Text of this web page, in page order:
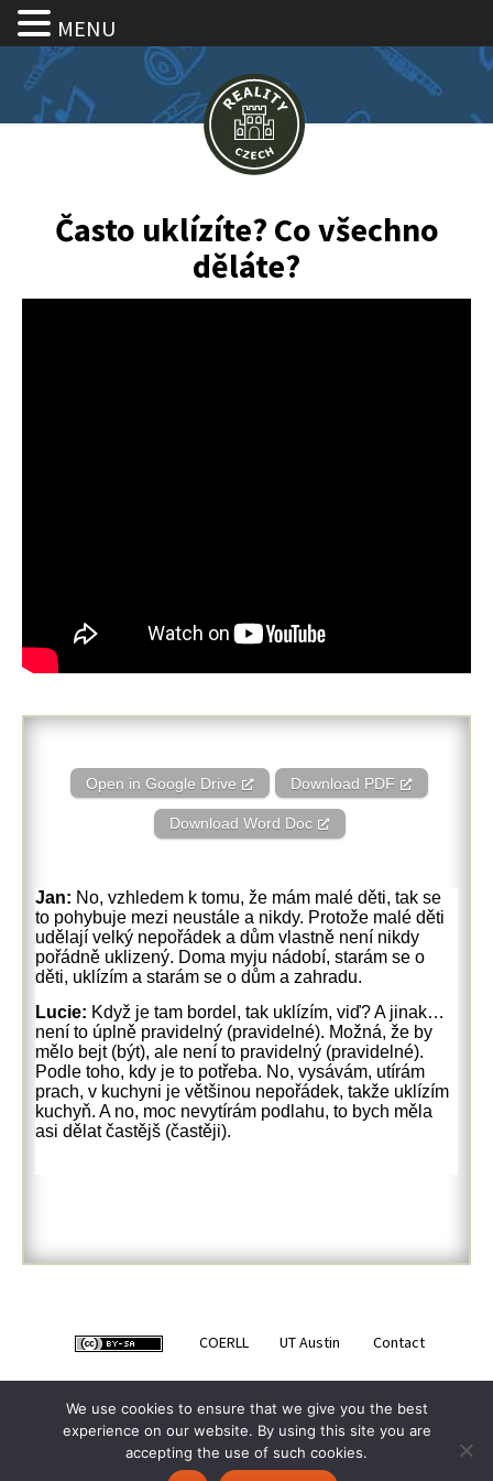
Často uklízíte? Co všechno
děláte?
Open in Google Drive Download PDF
Download Word Doc
Jan: No, vzhledem k tomu, že mám malé děti, tak se
to pohybuje mezi neustále a nikdy. Protože malé děti
udělají velký nepořádek a dům vlastně není nikdy
pořádně uklizený. Doma myju nádobí, starám se o
děti, uklízím a starám se o dům a zahradu.
Lucie: Když je tam bordel, tak uklízím, viď? A jinak…
není to úplně pravidelný (pravidelné). Možná, že by
mělo bejt (být), ale není to pravidelný (pravidelné).
Podle toho, kdy je to potřeba. No, vysávám, utírám
prach, v kuchyni je většinou nepořádek, takže uklízím
kuchyň. A no, moc nevytírám podlahu, to bych měla
asi dělat častějš (častěji).
COERLL UT Austin Contact
MENU
We use cookies to ensure that we give you the best
experience on our website. By using this site you are
accepting the use of such cookies.